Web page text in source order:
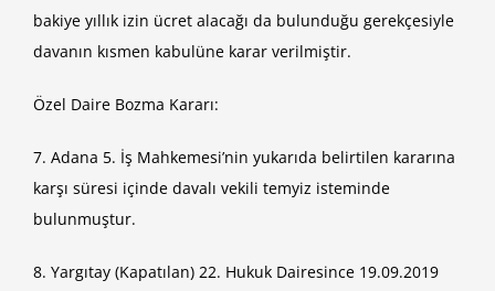
bakiye yıllık izin ücret alacağı da bulunduğu gerekçesiyle
davanın kısmen kabulüne karar verilmiştir.
Özel Daire Bozma Kararı:
7. Adana 5. İş Mahkemesi’nin yukarıda belirtilen kararına
karşı süresi içinde davalı vekili temyiz isteminde
bulunmuştur.
8. Yargıtay (Kapatılan) 22. Hukuk Dairesince 19.09.2019